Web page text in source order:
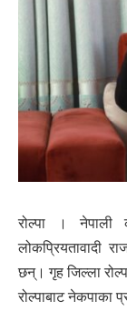
रोल्पा । नेपाली
लोकप्रियतावादी
छन्। गृह जिल्ला
रोल्पाबाट नेकपाका